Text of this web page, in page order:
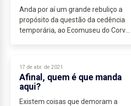
Anda por aí um grande rebuliço a
propósito da questão da cedência
temporária, ao Ecomuseu do Corvo,
Carlos...
17 de abr. de 2021
Afinal, quem é que manda
aqui?
Existem coisas que demoram a